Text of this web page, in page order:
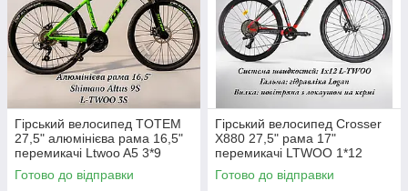
Гірський велосипед TOTEM
27,5" алюмінієва рама 16,5"
перемикачі Ltwoo A5 3*9
дискові механічні гальма
вилка з локаутом
Готово до відправки
Гірський велосипед Crosser
X880 27,5" рама 17"
перемикачі LTWOO 1*12
гідравлічні дискові гальма
повітряна вилка
Готово до відправки